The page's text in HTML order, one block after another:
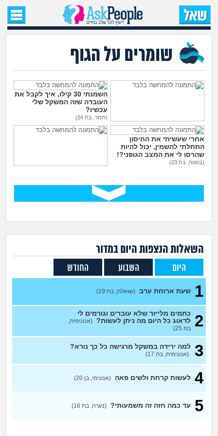
עמוד הבית
שאלות חדשות
שאלות שעוררו עניין
עצות חדשות
מתחם הטיפים
מדורים
זוגיות
הורות ומשפחה
מהבקו"ם... ועד מתי?!
לימודים וסטודנטים
עבודה וקריירה
חברים ואנשים
חיפוש שאלות
הרשמה
שומרים על הגוף
יש לי כינים וזה לא עובר, מה
עוד אני יכולה לנסות?
(נחמה, בת 22)
השמנתי 30 קילו, איך לקבל את
העובדה שזה המשקל שלי
עכשיו?
(תמר, בת 24)
אחרי שעשיתי את החיסון
התחלתי להשמין, יכול להיות
שהרסו לי את המצב הגופני?!
(בטטה, בת 23)
(הייהיי, בת 22)
השאלות הנצפות היוםבמדור
היום השבוע החודש
1 שעת ארוחת ערב (שואלת, בת 19)
2
כתמים מלייזר שלא עוברים וגורמים לי
לדאוג כל היום מה ניתן לעשות? (אנונימית,
בת 25)
3 למה ירידה במשקל מרגישה כל כך נורא?
(אנונימית, בת 17)
4 לעשות קרחת ולשים פאה (אנונימי, בן 20)
5 עד כמה חזה זה משמעותי? (נערה, בת 16)